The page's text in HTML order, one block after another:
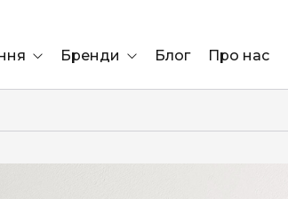
Бренди Блог Про нас